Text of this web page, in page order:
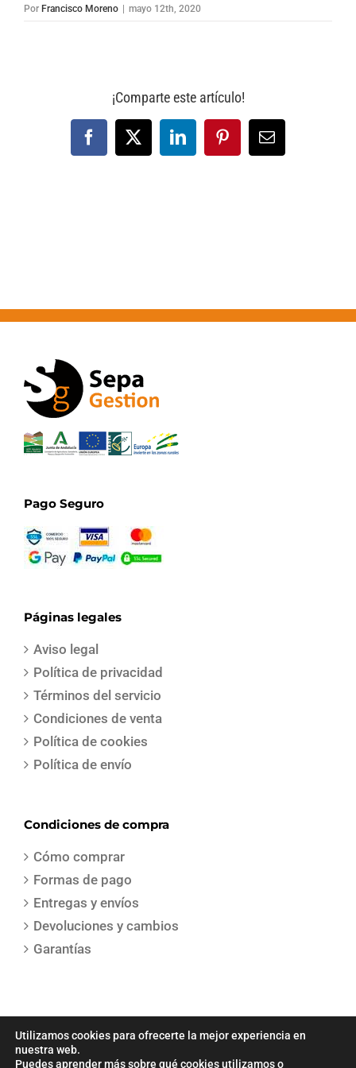
Por Francisco Moreno | mayo 12th, 2020
¡Comparte este artículo!
Facebook
X LinkedInPinterestCorreo
electrónico
Pago Seguro
Páginas legales
Aviso legal
Política de privacidad
Términos del servicio
Condiciones de venta
Política de cookies
Política de envío
Condiciones de compra
Cómo comprar
Formas de pago
Entregas y envíos
Devoluciones y cambios
Garantías
Utilizamos cookies para ofrecerte la mejor experiencia en
nuestra web.
Puedes aprender más sobre qué cookies utilizamos o